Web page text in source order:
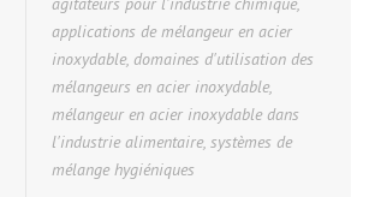
applications de mélangeur en acier
inoxydable, domaines d'utilisation des
mélangeurs en acier inoxydable,
mélangeur en acier inoxydable dans
l'industrie alimentaire, systèmes de
mélange hygiéniques